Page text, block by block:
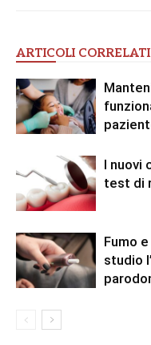
ARTICOLI CORRELATI
I nuovi
test di
Fumo
studio